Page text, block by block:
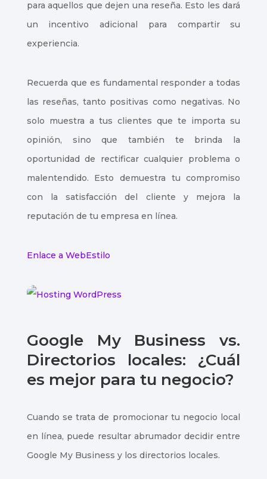
para aquellos que dejen una reseña. Esto les dará
un incentivo adicional para compartir su
experiencia.
Recuerda que es fundamental responder a todas
las reseñas, tanto positivas como negativas. No
solo muestra a tus clientes que te importa su
opinión, sino que también te brinda la
oportunidad de rectificar cualquier problema o
malentendido. Esto demuestra tu compromiso
con la satisfacción del cliente y mejora la
reputación de tu empresa en línea.
Enlace a WebEstilo
Google My Business vs.
Directorios locales: ¿Cuál
es mejor para tu negocio?
Cuando se trata de promocionar tu negocio local
en línea, puede resultar abrumador decidir entre
Google My Business y los directorios locales.
Índice de